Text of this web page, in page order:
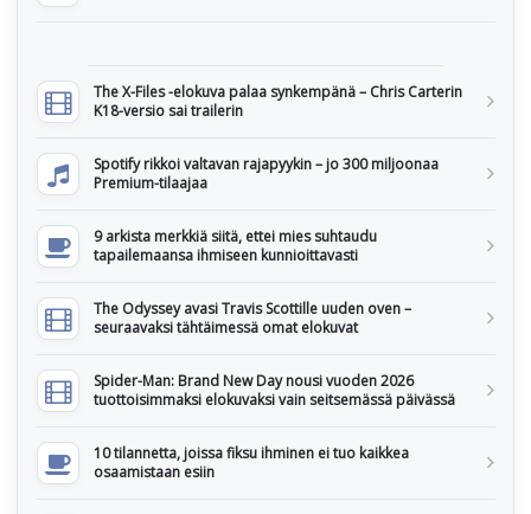
The X-Files -elokuva palaa synkempänä – Chris Carterin
K18-versio sai trailerin
Spotify rikkoi valtavan rajapyykin – jo 300 miljoonaa
Premium-tilaajaa
9 arkista merkkiä siitä, ettei mies suhtaudu
tapailemaansa ihmiseen kunnioittavasti
The Odyssey avasi Travis Scottille uuden oven –
seuraavaksi tähtäimessä omat elokuvat
Spider-Man: Brand New Day nousi vuoden 2026
tuottoisimmaksi elokuvaksi vain seitsemässä päivässä
10 tilannetta, joissa fiksu ihminen ei tuo kaikkea
osaamistaan esiin